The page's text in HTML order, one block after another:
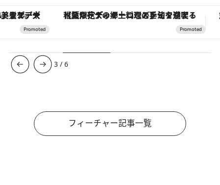
【夏限定ディナーコース】旬を迎える稚鮎や花ズッキーニなどをイタリア・トスカーナの郷土料理の手法で満喫！ ヴァシュロン・コンスタンタ
3 /6
フィーチャー記事一覧